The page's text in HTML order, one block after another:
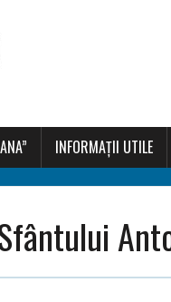
INFORMAȚII UTILE